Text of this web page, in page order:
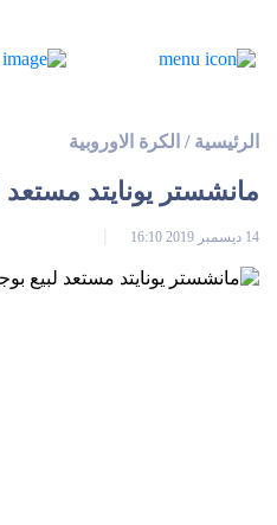
الرئيسية / الكرة الاوروبية
مانشستر يونايتد مستعد
14 ديسمبر 2019 16:10